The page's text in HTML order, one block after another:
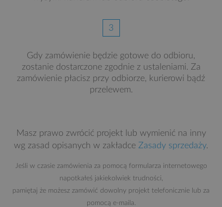
3
Gdy zamówienie będzie gotowe do odbioru,
zostanie dostarczone zgodnie z ustaleniami. Za
zamówienie płacisz przy odbiorze, kurierowi bądź
przelewem.
Masz prawo zwrócić projekt lub wymienić na inny
wg zasad opisanych w zakładce Zasady sprzedaży.
Jeśli w czasie zamówienia za pomocą formularza internetowego
napotkałeś jakiekolwiek trudności,
pamiętaj że możesz zamówić dowolny projekt telefonicznie lub za
pomocą e-maila.